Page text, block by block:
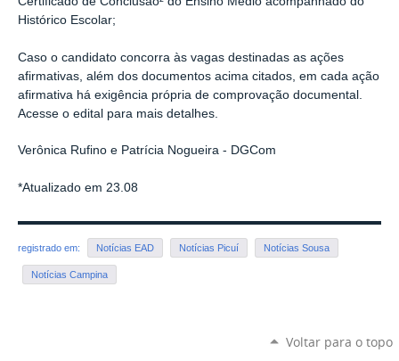
Histórico Escolar;
Caso o candidato concorra às vagas destinadas as ações
afirmativas, além dos documentos acima citados, em cada ação
afirmativa há exigência própria de comprovação documental.
Acesse o edital para mais detalhes.
Verônica Rufino e Patrícia Nogueira - DGCom
*Atualizado em 23.08
registrado em: Notícias EAD Notícias Picuí Notícias Sousa
Notícias Campina
Voltar para o topo